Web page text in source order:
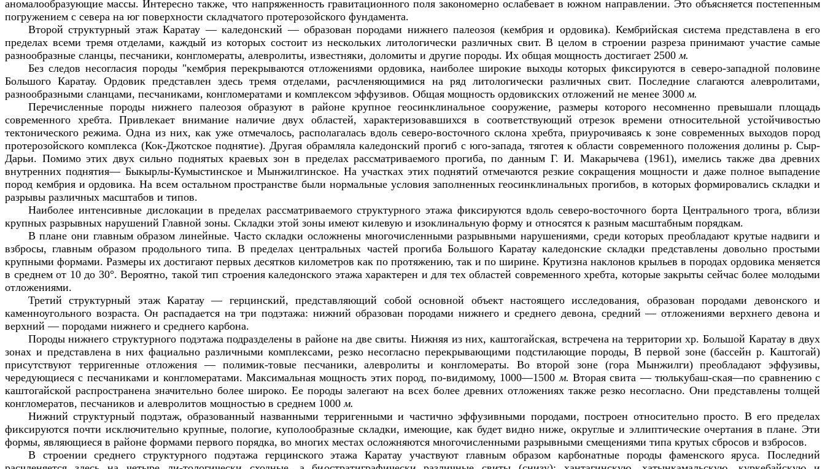
аномалообразующие массы. Интересно также, что напряженность гравитационного поля закономерно ослабевает в южном направлении. Это объясняется постепенным
погружением с севера на юг поверхности складчатого протерозойского фундамента.
Второй структурный этаж Каратау — каледонский — образован породами нижнего палеозоя (кембрия и ордовика). Кембрийская система представлена в его
пределах всеми тремя отделами, каждый из которых состоит из нескольких литологически различных свит. В целом в строении разреза принимают участие самые
разнообразные сланцы, песчаники, конгломераты, алевролиты, известняки, доломиты и другие породы. Их общая мощность достигает 2500 м.
Без следов несогласия породы "кембрия перекрываются отложениями ордовика, наиболее широкие выходы которых фиксируются в северо-западной половине
Большого Каратау. Ордовик представлен здесь тремя отделами, расчленяющимися на ряд литологически различных свит. Последние слагаются алевролитами,
разнообразными сланцами, песчаниками, конгломератами и комплексом эффузивов. Общая мощность ордовикских отложений не менее 3000 м.
Перечисленные породы нижнего палеозоя образуют в районе крупное геосинклинальное сооружение, размеры которого несомненно превышали площадь
современного хребта. Привлекает внимание наличие двух областей, характеризовавшихся в соответствующий отрезок времени относительной устойчивостью
тектонического режима. Одна из них, как уже отмечалось, располагалась вдоль северо-восточного склона хребта, приурочиваясь к зоне современных выходов пород
протерозойского комплекса (Кок-Джотское поднятие). Другая обрамляла каледонский прогиб с юго-запада, тяготея к области современного положения долины р. Сыр-
Дарьи. Помимо этих двух сильно поднятых краевых зон в пределах рассматриваемого прогиба, по данным Г. И. Макарычева (1961), имелись также два древних
внутренних поднятия— Быкырлы-Кумыстинское и Мынжилгинское. На участках этих поднятий отмечаются резкие сокращения мощности и даже полное выпадение
пород кембрия и ордовика. На всем остальном пространстве были нормальные условия заполненных геосинклинальных прогибов, в которых формировались складки и
разрывы различных масштабов и типов.
Наиболее интенсивные дислокации в пределах рассматриваемого структурного этажа фиксируются вдоль северо-восточного борта Центрального трога, вблизи
крупных разрывных нарушений Главной зоны. Складки этой зоны имеют килевую и изоклинальную форму и относятся к разным масштабным порядкам.
В плане они главным образом линейные. Часто складки осложнены многочисленными разрывными нарушениями, среди которых преобладают крутые надвиги и
взбросы, главным образом продольного типа. В пределах центральных частей прогиба Большого Каратау каледонские складки представлены довольно простыми
крупными формами. Размеры их достигают первых десятков километров как по протяжению, так и по ширине. Крутизна наклонов крыльев в породах ордовика меняется
в среднем от 10 до 30°. Вероятно, такой тип строения каледонского этажа характерен и для тех областей современного хребта, которые закрыты сейчас более молодыми
отложениями.
Третий структурный этаж Каратау — герцинский, представляющий собой основной объект настоящего исследования, образован породами девонского и
каменноугольного возраста. Он распадается на три подэтажа: нижний образован породами нижнего и среднего девона, средний — отложениями верхнего девона и
верхний — породами нижнего и среднего карбона.
Породы нижнего структурного подэтажа подразделены в районе на две свиты. Нижняя из них, каштогайская, встречена на территории хр. Большой Каратау в двух
зонах и представлена в них фациально различными комплексами, резко несогласно перекрывающими подстилающие породы, В первой зоне (бассейн р. Каштогай)
присутствуют терригенные отложения — полимик-товые песчаники, алевролиты и конгломераты. Во второй зоне (гора Мынжилги) преобладают эффузивы,
чередующиеся с песчаниками и конгломератами. Максимальная мощность этих пород, по-видимому, 1000—1500 м. Вторая свита — тюлькубаш-ская—по сравнению с
каштогайской распространена значительно более широко. Ее породы залегают на всех более древних отложениях также резко несогласно. Они представлены толщей
конгломератов, песчаников и алевролитов мощностью в среднем 1000 м.
Нижний структурный подэтаж, образованный названными терригенными и частично эффузивными породами, построен относительно просто. В его пределах
фиксируются почти исключительно крупные, пологие, куполообразные складки, имеющие, как будет видно ниже, округлые и эллиптические очертания в плане. Эти
формы, являющиеся в районе формами первого порядка, во многих местах осложняются многочисленными разрывными смещениями типа крутых сбросов и взбросов.
В строении среднего структурного подэтажа герцинского этажа Каратау участвуют главным образом карбонатные породы фаменского яруса. Последний